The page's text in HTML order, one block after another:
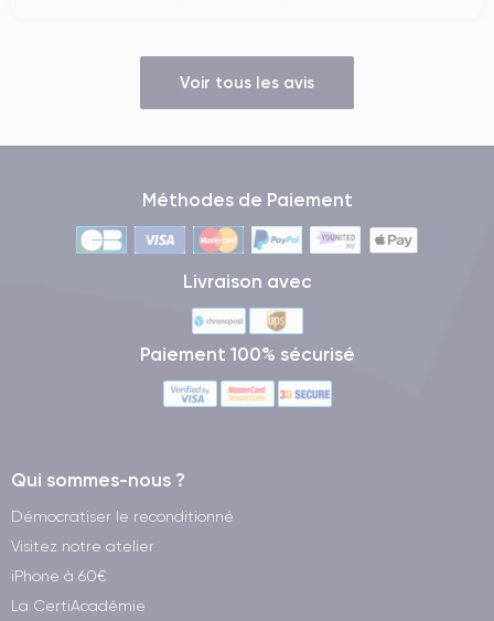
Voir tous les avis
Méthodes de Paiement
Livraison avec
Paiement 100% sécurisé
Qui sommes-nous ?
Démocratiser le reconditionné
Visitez notre atelier
iPhone à 60€
La CertiAcadémie